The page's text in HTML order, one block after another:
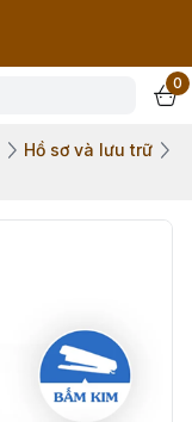
0
Hồ sơ và lưu trữ